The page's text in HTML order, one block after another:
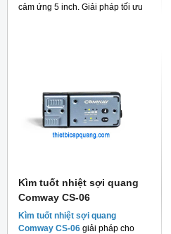
cảm ứng 5 inch. Giải pháp tối ưu
Kìm tuốt nhiệt sợi quang
Comway CS-06
Kìm tuốt nhiệt sợi quang
Comway CS-06 giải pháp cho